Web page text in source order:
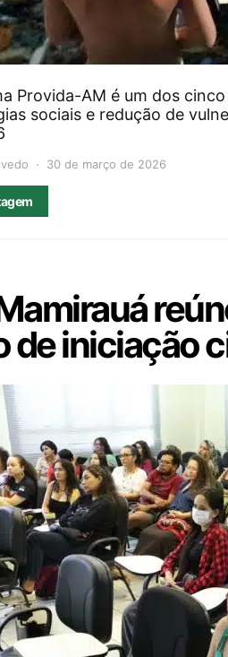
Provida-AM é um dos
sociais e redução de
30 de março de 2026
de iniciação